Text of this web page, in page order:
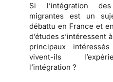
Si l’intégration
migrantes est un
débattu en France et
d’études s’intéressent
principaux
vivent-ils
l’intégration ?